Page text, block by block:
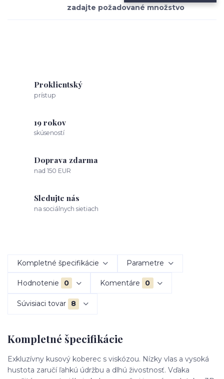
Proklientský
prístup
19 rokov
skúseností
Doprava zdarma
nad 150 EUR
Sledujte nás
na sociálnych sietiach
Kompletné špecifikácie Parametre
Hodnotenie 0 Komentáre 0
Súvisiaci tovar 8
Kompletné špecifikácie
Exkluzívny kusový koberec s viskózou. Nízky vlas a vysoká
hustota zaručí ľahkú údržbu a dlhú živostnosť. Vďaka